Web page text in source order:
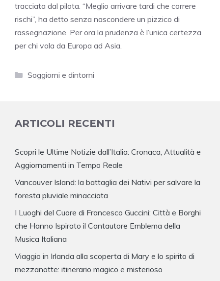
tracciata dal pilota. “Meglio arrivare tardi che correre
rischi”, ha detto senza nascondere un pizzico di
rassegnazione. Per ora la prudenza è l’unica certezza
per chi vola da Europa ad Asia.
Categorie
Soggiorni e dintorni
ARTICOLI RECENTI
Scopri le Ultime Notizie dall’Italia: Cronaca, Attualità e
Aggiornamenti in Tempo Reale
Vancouver Island: la battaglia dei Nativi per salvare la
foresta pluviale minacciata
I Luoghi del Cuore di Francesco Guccini: Città e Borghi
che Hanno Ispirato il Cantautore Emblema della
Musica Italiana
Viaggio in Irlanda alla scoperta di Mary e lo spirito di
mezzanotte: itinerario magico e misterioso